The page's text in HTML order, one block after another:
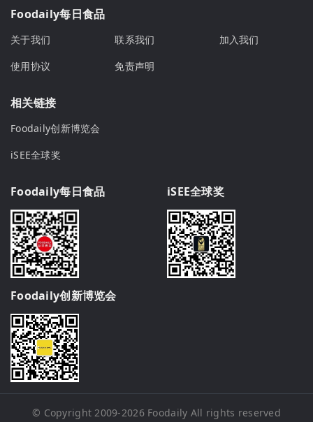
Foodaily每日食品
关于我们 联系我们
加入我们
使用协议
免责声明
相关链接
Foodaily创新博览会
iSEE全球奖
Foodaily每日食品 iSEE全球奖
Foodaily创新博览会
© Copyright 2009-2026 Foodaily All rights reserved